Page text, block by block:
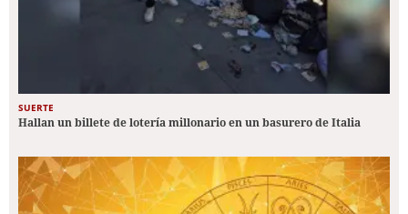
SUERTE
Hallan un billete de lotería millonario en un basurero de Italia